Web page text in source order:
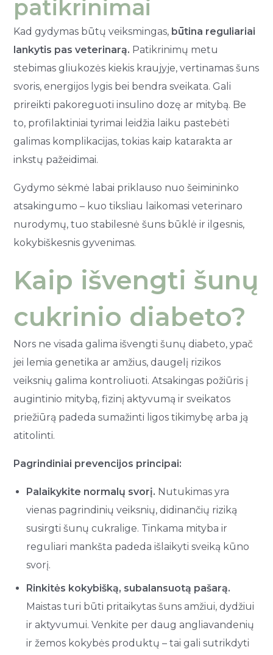
patikrinimai
Kad gydymas būtų veiksmingas, būtina reguliariai
lankytis pas veterinarą. Patikrinimų metu
stebimas gliukozės kiekis kraujyje, vertinamas šuns
svoris, energijos lygis bei bendra sveikata. Gali
prireikti pakoreguoti insulino dozę ar mitybą. Be
to, profilaktiniai tyrimai leidžia laiku pastebėti
galimas komplikacijas, tokias kaip katarakta ar
inkstų pažeidimai.
Gydymo sėkmė labai priklauso nuo šeimininko
atsakingumo – kuo tiksliau laikomasi veterinaro
nurodymų, tuo stabilesnė šuns būklė ir ilgesnis,
kokybiškesnis gyvenimas.
Kaip išvengti šunų
cukrinio diabeto?
Nors ne visada galima išvengti šunų diabeto, ypač
jei lemia genetika ar amžius, daugelį rizikos
veiksnių galima kontroliuoti. Atsakingas požiūris į
augintinio mitybą, fizinį aktyvumą ir sveikatos
priežiūrą padeda sumažinti ligos tikimybę arba ją
atitolinti.
Pagrindiniai prevencijos principai:
Palaikykite normalų svorį. Nutukimas yra
vienas pagrindinių veiksnių, didinančių riziką
susirgti šunų cukralige. Tinkama mityba ir
reguliari mankšta padeda išlaikyti sveiką kūno
svorį.
Rinkitės kokybišką, subalansuotą pašarą.
Maistas turi būti pritaikytas šuns amžiui, dydžiui
ir aktyvumui. Venkite per daug angliavandenių
ir žemos kokybės produktų – tai gali sutrikdyti